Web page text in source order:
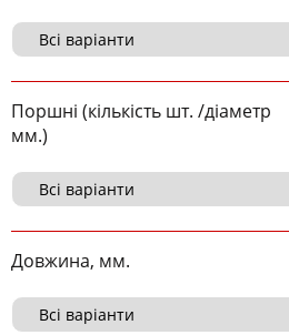
Поршні (кількість шт. /діаметр
мм.)
Довжина, мм.